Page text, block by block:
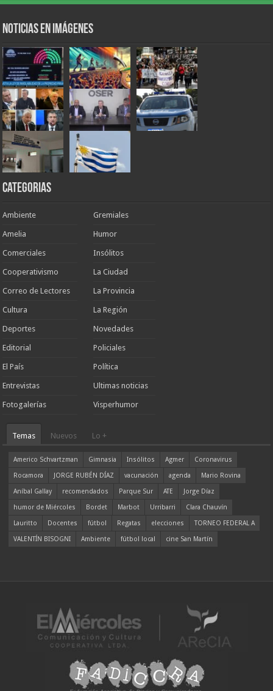
Noticias en Imágenes
Categorias
Ambiente
Amelia
Comerciales
Cooperativismo
Correo de Lectores
Cultura
Deportes
Editorial
El País
Entrevistas
Fotogalerías
Gremiales
Humor
Insólitos
La Ciudad
La Provincia
La Región
Novedades
Policiales
Política
Ultimas noticias
Visperhumor
Temas Nuevos Lo +
Americo Schvartzman Gimnasia Insólitos Agmer
Coronavirus
Rocamora
JORGE RUBÉN DÍAZ vacunación agenda
Mario Rovina
Aníbal Gallay
recomendados Parque Sur ATE
Jorge Díaz
humor de Miércoles
Bordet Marbot Urribarri
Clara Chauvín
Lauritto
Docentes fútbol Regatas elecciones
TORNEO FEDERAL A
VALENTÍN BISOGNI
Ambiente fútbol local cine San Martín